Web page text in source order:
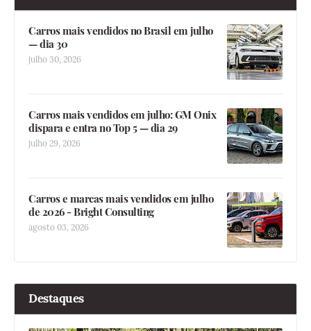
Carros mais vendidos no Brasil em julho
— dia 30
julho 30, 2026
Carros mais vendidos em julho: GM Onix
dispara e entra no Top 5 — dia 29
julho 29, 2026
Carros e marcas mais vendidos em julho
de 2026 - Bright Consulting
agosto 03, 2026
Destaques